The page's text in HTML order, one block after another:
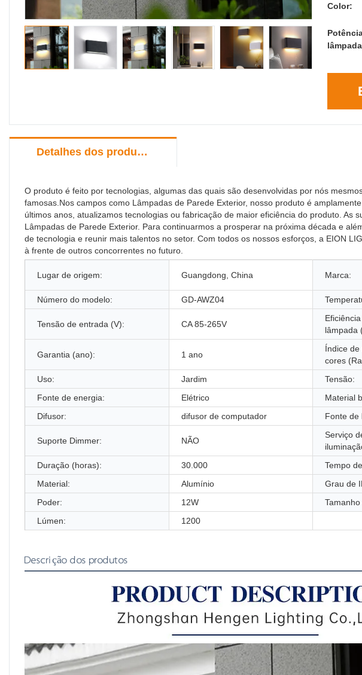
Color:
Detalhes dos produtos
O produto é feito por tecnologias, algumas das quais são desenvolvidas por nós
famosas.Nos campos como Lâmpadas de Parede Exterior, nosso produto é
últimos anos, atualizamos tecnologias ou fabricação de maior eficiência do produto. As
Lâmpadas de Parede Exterior. Para continuarmos a prosperar na próxima década e
de tecnologia e reunir mais talentos no setor. Com todos os nossos esforços, a EION
à frente de outros concorrentes no futuro.
Lugar de origem: Guangdong, China Marca:
Número do modelo:
GD-AWZ04
Tensão de entrada (V): CA 85-265V
lâmpada
Garantia (ano): 1 ano
Índice
cores
Uso: Jardim Tensão:
Fonte de energia:
Elétrico Material
Difusor:
difusor de computador Fonte de
Suporte Dimmer: NÃO
Serviço
Duração (horas):
30.000 Tempo
Material:
Alumínio Grau de
Poder:
12W
Lúmen:
1200
Descrição dos produtos